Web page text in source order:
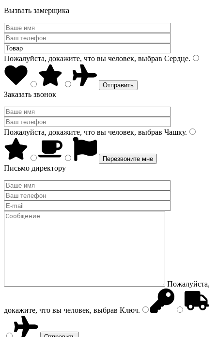
Вызвать замерщика
Пожалуйста, докажите, что вы человек, выбрав Сердце.
Заказать звонок
Пожалуйста, докажите, что вы человек, выбрав Чашку.
Письмо директору
Пожалуйста,
докажите, что вы человек, выбрав Ключ.